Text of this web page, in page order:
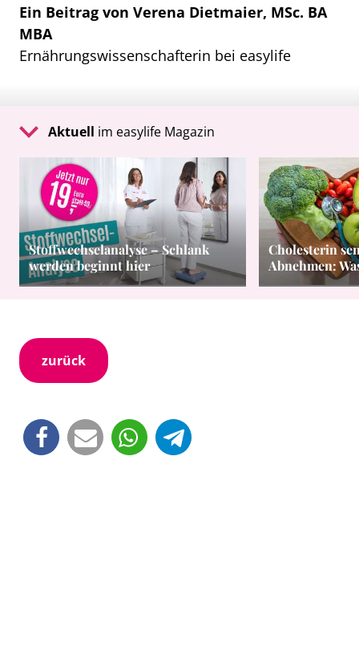
Ein Beitrag von Verena Dietmaier, MSc. BA
MBA
Ernährungswissenschafterin bei easylife
Aktuell im easylife Magazin
Stoffwechselanalyse – Schlank
werden beginnt hier
Cholesterin
Abnehmen:
zurück